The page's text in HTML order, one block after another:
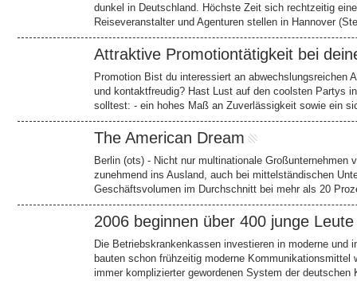
dunkel in Deutschland. Höchste Zeit sich rechtzeitig
Reiseveranstalter und Agenturen stellen in Hannover
Attraktive Promotiontätigkeit bei
Promotion Bist du interessiert an abwechslungsreichen
und kontaktfreudig? Hast Lust auf den coolsten Partys
solltest: - ein hohes Maß an Zuverlässigkeit sowie ein
The American Dream
Berlin (ots) - Nicht nur multinationale Großunternehmen
zunehmend ins Ausland, auch bei mittelständischen
Geschäftsvolumen im Durchschnitt bei mehr als 20
2006 beginnen über 400 junge
Die Betriebskrankenkassen investieren in moderne und
bauten schon frühzeitig moderne
immer komplizierter gewordenen System der